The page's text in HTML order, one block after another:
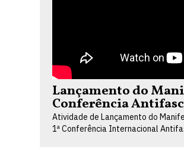
Lançamento do
Conferência
Atividade de Lançamento do
1ª Conferência Internacional